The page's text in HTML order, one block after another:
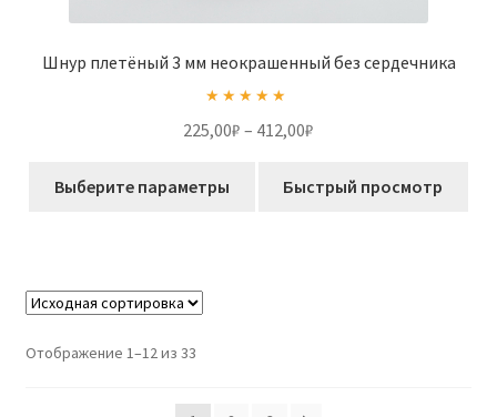
Шнур плетёный 3 мм неокрашенный без сердечника
225,00₽ – 412,00₽
225,00₽
Выберите параметры Быстрый просмотр
Отображение 1–12 из 33